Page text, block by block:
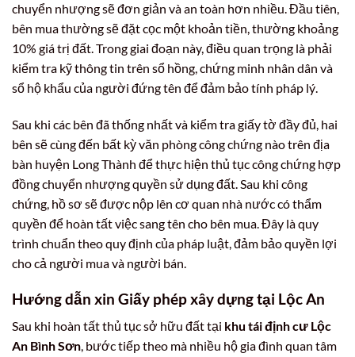
chuyển nhượng sẽ đơn giản và an toàn hơn nhiều. Đầu tiên,
bên mua thường sẽ đặt cọc một khoản tiền, thường khoảng
10% giá trị đất. Trong giai đoạn này, điều quan trọng là phải
kiểm tra kỹ thông tin trên sổ hồng, chứng minh nhân dân và
sổ hộ khẩu của người đứng tên để đảm bảo tính pháp lý.
Sau khi các bên đã thống nhất và kiểm tra giấy tờ đầy đủ, hai
bên sẽ cùng đến bất kỳ văn phòng công chứng nào trên địa
bàn huyện Long Thành để thực hiện thủ tục công chứng hợp
đồng chuyển nhượng quyền sử dụng đất. Sau khi công
chứng, hồ sơ sẽ được nộp lên cơ quan nhà nước có thẩm
quyền để hoàn tất việc sang tên cho bên mua. Đây là quy
trình chuẩn theo quy định của pháp luật, đảm bảo quyền lợi
cho cả người mua và người bán.
Hướng dẫn xin Giấy phép xây dựng tại Lộc An
Sau khi hoàn tất thủ tục sở hữu đất tại khu tái định cư Lộc
An Bình Sơn, bước tiếp theo mà nhiều hộ gia đình quan tâm